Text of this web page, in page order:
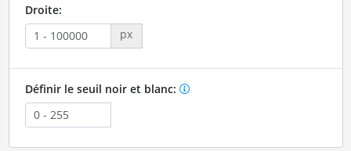
Droite:
px
Définir le seuil noir et blanc: